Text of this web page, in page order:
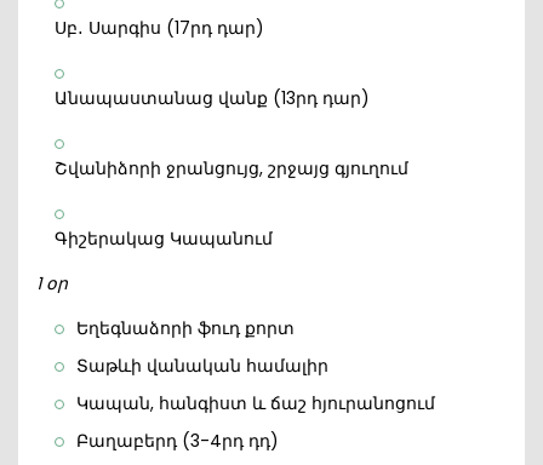
Սբ․ Սարգիս (17րդ դար)
Անապաստանաց վանք (13րդ դար)
Շվանիձորի ջրանցույց, շրջայց գյուղում
Գիշերակաց Կապանում
1 օր
Եղեգնաձորի ֆուդ քորտ
Տաթևի վանական համալիր
Կապան, հանգիստ և ճաշ հյուրանոցում
Բաղաբերդ (3-4րդ դդ)